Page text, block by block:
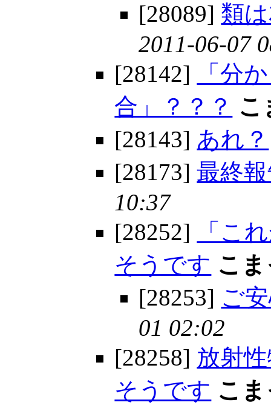
[28089] 類
2011-06-07
[28142]
「分
合」？？？ こ
[28143] あれ？
[28173]最終
10:37
[28252]
「こ
そうです こ
[28253] ご
01 02:02
[28258] 放射
そうです こ